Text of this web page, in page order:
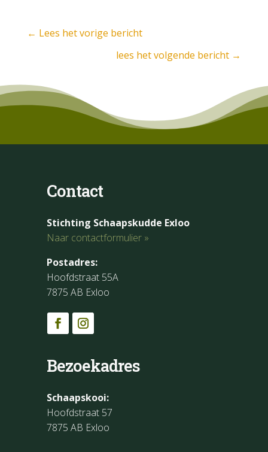
← Lees het vorige bericht
lees het volgende bericht →
Contact
Stichting Schaapskudde Exloo
Naar contactformulier »
Postadres:
Hoofdstraat 55A
7875 AB Exloo
Bezoekadres
Schaapskooi:
Hoofdstraat 57
7875 AB Exloo